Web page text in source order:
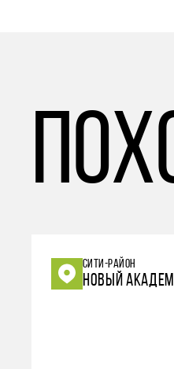
СИТИ-РАЙОН
НОВЫЙ АКАДЕМ